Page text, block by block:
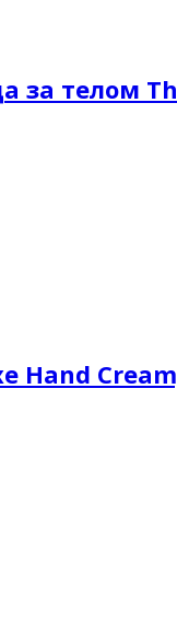
за телом
Hand